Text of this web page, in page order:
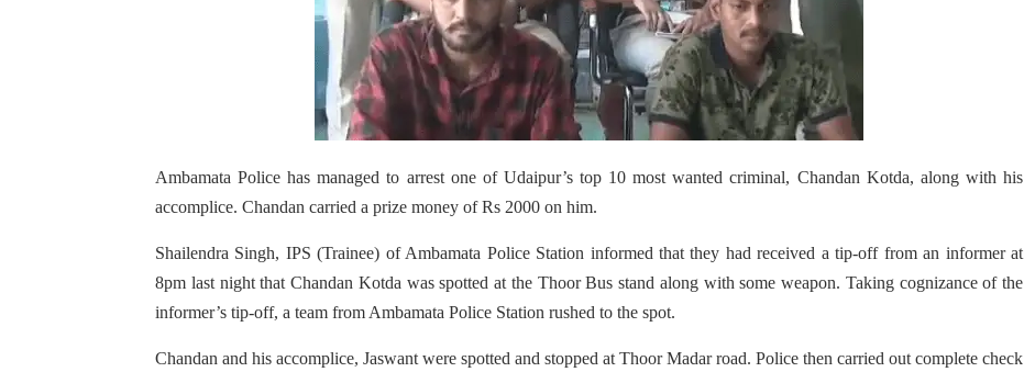
Ambamata Police has managed to arrest one of Udaipur’s top 10 most wanted criminal, Chandan Kotda, along with his
accomplice. Chandan carried a prize money of Rs 2000 on him.
Shailendra Singh, IPS (Trainee) of Ambamata Police Station informed that they had received a tip-off from an informer at
8pm last night that Chandan Kotda was spotted at the Thoor Bus stand along with some weapon. Taking cognizance of the
informer’s tip-off, a team from Ambamata Police Station rushed to the spot.
Chandan and his accomplice, Jaswant were spotted and stopped at Thoor Madar road. Police then carried out complete check